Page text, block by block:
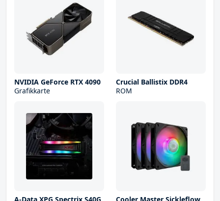
NVIDIA GeForce RTX 4090
Grafikkarte
Crucial Ballistix DDR4
ROM